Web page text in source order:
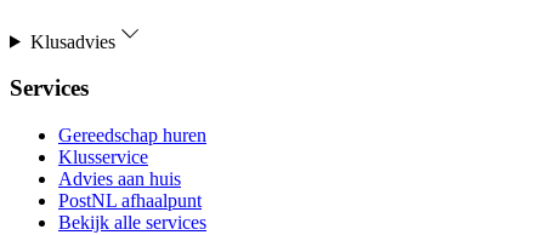
Klusadvies
Services
Gereedschap huren
Klusservice
Advies aan huis
PostNL afhaalpunt
Bekijk alle services